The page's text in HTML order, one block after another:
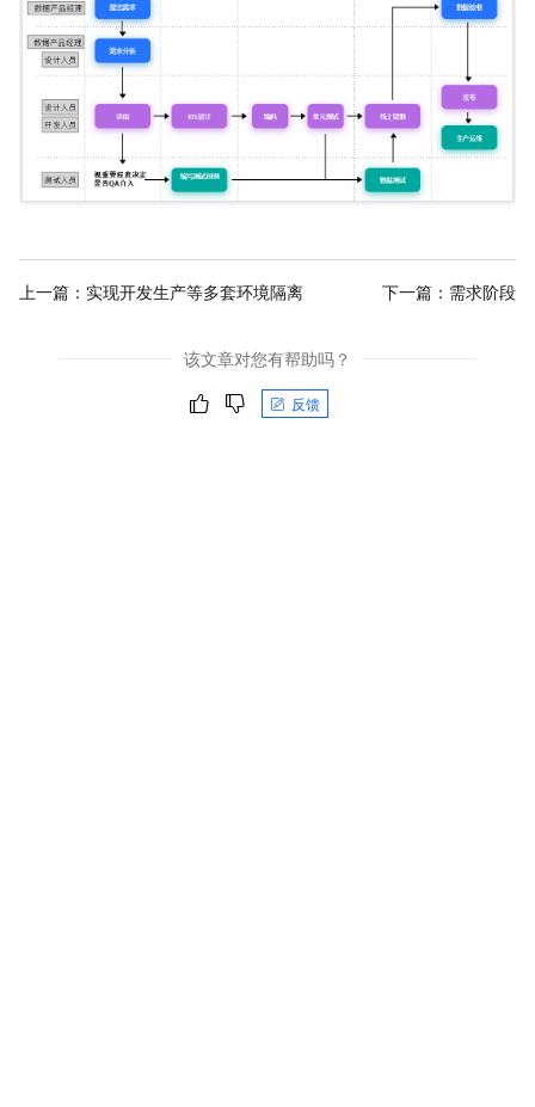
上一篇： 实现开发生产等多套环境隔离 下一篇： 需求阶段
该文章对您有帮助吗？
反馈